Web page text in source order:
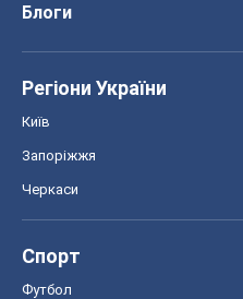
Блоги
Регіони України
Київ
Запоріжжя
Черкаси
Спорт
Футбол